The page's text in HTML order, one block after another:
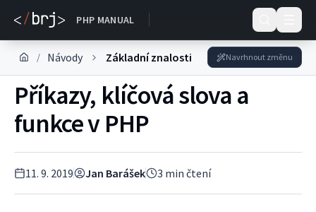
PHP MANUAL
Dokumentace
/ Návody Základní znalosti Navrhnout změnu
Příkazy, klíčová slova a
funkce v PHP
11. 9. 2019 Jan Barášek 3 min čtení